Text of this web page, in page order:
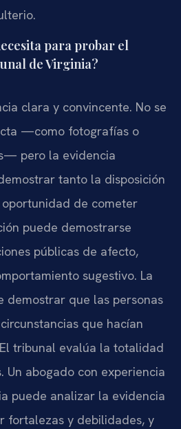
para probar el
de Virginia?
clara y convincente. No se
—como fotografías o
pero la evidencia
tanto la disposición
de cometer
puede demostrarse
públicas de afecto,
sugestivo. La
demostrar que las personas
que hacían
tribunal evalúa la totalidad
Un abogado con experiencia
puede analizar la evidencia
fortalezas y debilidades, y